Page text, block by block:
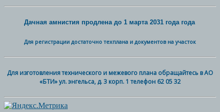
Дачная амнистия продлена до 1 марта 2031 года года
Для регистрации достаточно техплана и документов на участок
Для изготовления технического и межевого плана обращайтесь в АО
«БТИ» ул. энгельса, д. 3 корп. 1 телефон 62 05 32